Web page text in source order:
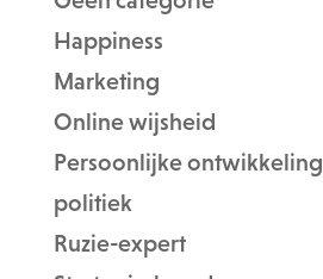
Happiness
Marketing
Online wijsheid
Persoonlijke ontwikkeling
politiek
Ruzie-expert